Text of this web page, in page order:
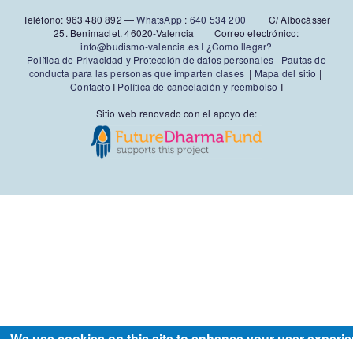
Teléfono: 963 480 892‬ —WhatsApp : 640 534 200 C/ Albocàsser
25. Benimaclet. 46020-Valencia Correo electrónico:
info@budismo-valencia.es I ¿Como llegar?
Política de Privacidad y Protección de datos personales | Pautas de
conducta para las personas que imparten clases| Mapa del sitio |
Contacto I Política de cancelación y reembolso I
Sitio web renovado con el apoyo de: